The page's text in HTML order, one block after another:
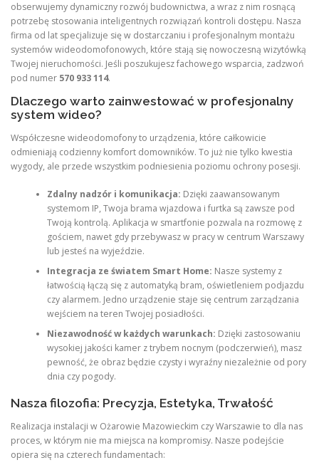
obserwujemy dynamiczny rozwój budownictwa, a wraz z nim rosnącą
potrzebę stosowania inteligentnych rozwiązań kontroli dostępu. Nasza
firma od lat specjalizuje się w dostarczaniu i profesjonalnym montażu
systemów wideodomofonowych, które stają się nowoczesną wizytówką
Twojej nieruchomości. Jeśli poszukujesz fachowego wsparcia, zadzwoń
pod numer 570 933 114.
Dlaczego warto zainwestować w profesjonalny
system wideo?
Współczesne wideodomofony to urządzenia, które całkowicie
odmieniają codzienny komfort domowników. To już nie tylko kwestia
wygody, ale przede wszystkim podniesienia poziomu ochrony posesji.
Zdalny nadzór i komunikacja: Dzięki zaawansowanym
systemom IP, Twoja brama wjazdowa i furtka są zawsze pod
Twoją kontrolą. Aplikacja w smartfonie pozwala na rozmowę z
gościem, nawet gdy przebywasz w pracy w centrum Warszawy
lub jesteś na wyjeździe.
Integracja ze światem Smart Home: Nasze systemy z
łatwością łączą się z automatyką bram, oświetleniem podjazdu
czy alarmem. Jedno urządzenie staje się centrum zarządzania
wejściem na teren Twojej posiadłości.
Niezawodność w każdych warunkach: Dzięki zastosowaniu
wysokiej jakości kamer z trybem nocnym (podczerwień), masz
pewność, że obraz będzie czysty i wyraźny niezależnie od pory
dnia czy pogody.
Nasza filozofia: Precyzja, Estetyka, Trwałość
Realizacja instalacji w Ożarowie Mazowieckim czy Warszawie to dla nas
proces, w którym nie ma miejsca na kompromisy. Nasze podejście
opiera się na czterech fundamentach: